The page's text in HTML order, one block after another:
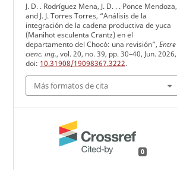
J. D. . Rodríguez Mena, J. D. . . Ponce Mendoza,
and J. J. Torres Torres, “Análisis de la
integración de la cadena productiva de yuca
(Manihot esculenta Crantz) en el
departamento del Chocó: una revisión”, Entre
cienc. ing., vol. 20, no. 39, pp. 30–40, Jun. 2026,
doi: 10.31908/19098367.3222.
Más formatos de cita
0